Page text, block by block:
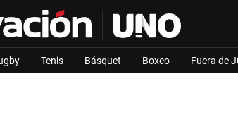
Tenis Básquet Boxeo Fuera de